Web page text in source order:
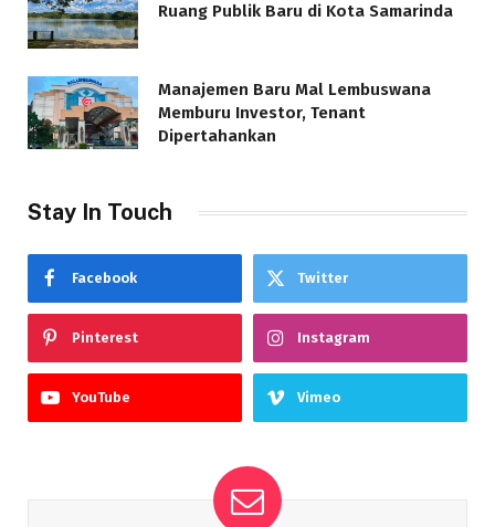
Ruang Publik Baru di Kota Samarinda
Manajemen Baru Mal Lembuswana
Memburu Investor, Tenant
Dipertahankan
Stay In Touch
Facebook Twitter
Pinterest Instagram
YouTube Vimeo